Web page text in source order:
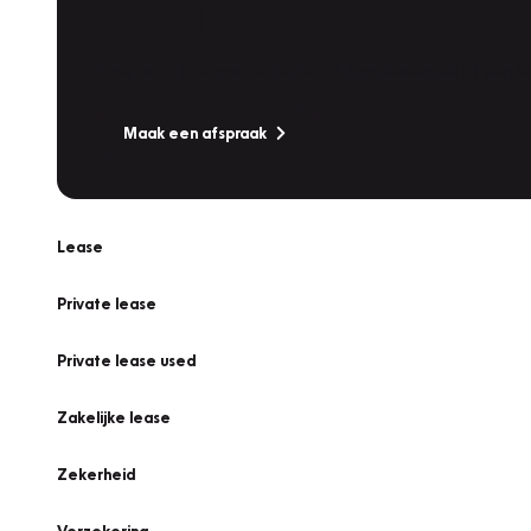
Maak een afspraak
Lease
Private lease
Private lease used
Zakelijke lease
Zekerheid